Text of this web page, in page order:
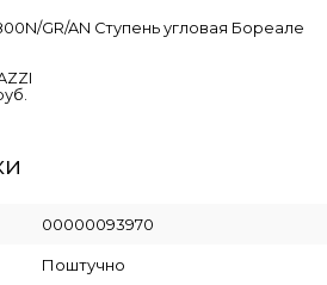
GR/AN Ступень угловая Бореале
00000093970
Поштучно